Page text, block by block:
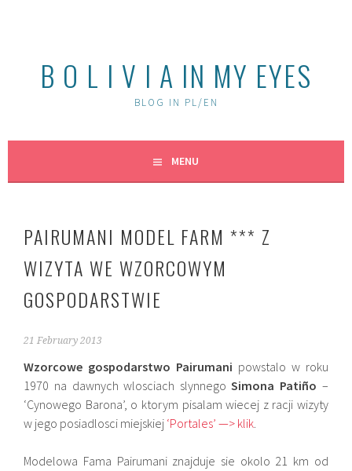
B O L I V I A IN MY EYES
BLOG IN PL/EN
MENU
PAIRUMANI MODEL FARM *** Z
WIZYTA WE WZORCOWYM
GOSPODARSTWIE
21 February 2013
Wzorcowe gospodarstwo Pairumani powstalo w roku
1970 na dawnych wlosciach slynnegoSimona Patiño –
‘Cynowego Barona’, o ktorym pisalam wiecej z racji wizyty
w jego posiadlosci miejskiej ‘Portales’ —> klik.
Modelowa Fama Pairumani znajduje sie okolo 21 km od